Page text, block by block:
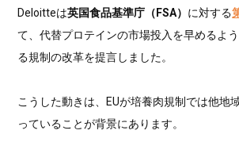
Deloitteは英国食品基準庁（FSA） に対する
て、代替プロテインの市場投入を早めるよ
る規制の改革を提言しました。
こうした動きは、EUが培養肉規制では他地
っていることが背景にあります。